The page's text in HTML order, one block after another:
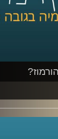
סגן
רפאל רקנאטי
בצנחנים, דרך
בקייפטאון,
סטודנטים
ואיך
העתיד שלהם.
בקמפוסים?
שומעים
על מצור,